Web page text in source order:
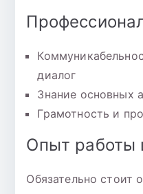
диалог
Знание основных
Грамотность и
Опыт работы
Обязательно стоит